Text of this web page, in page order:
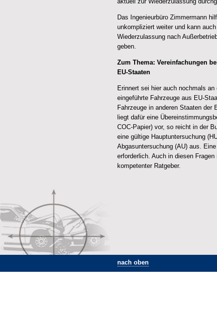
Das Ingenieurbüro Zimmermann
unkompliziert weiter und kann
Wiederzulassung nach
geben.
Zum Thema: Vereinfachungen
EU-Staaten
Erinnert sei hier auch nochmals
eingeführte Fahrzeuge aus EU-
Fahrzeuge in anderen Staaten der
liegt dafür eine
COC-Papier) vor, so reicht in der
eine gültige Hauptuntersuchung
Abgasuntersuchung (AU) aus.
erforderlich. Auch in diesen
kompetenter Ratgeber.
nach oben